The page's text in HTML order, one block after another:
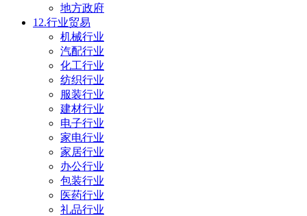
地方政府
12.行业贸易
机械行业
汽配行业
化工行业
纺织行业
服装行业
建材行业
电子行业
家电行业
家居行业
办公行业
包装行业
医药行业
礼品行业